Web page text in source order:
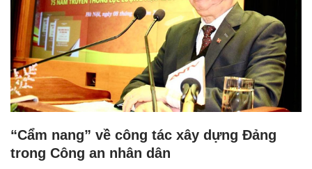
“Cẩm nang” về công tác xây dựng Đảng
trong Công an nhân dân